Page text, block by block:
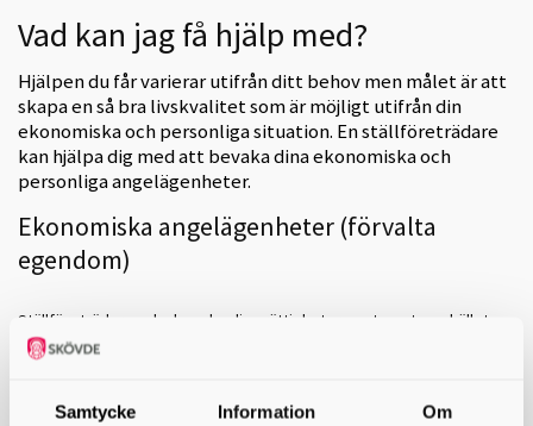
Samtycke Information Om
Vad kan jag få hjälp med?
Hjälpen du får varierar utifrån ditt behov men målet är att
skapa en så bra livskvalitet som är möjligt utifrån din
ekonomiska och personliga situation. En ställföreträdare
kan hjälpa dig med att bevaka dina ekonomiska och
personliga angelägenheter.
Ekonomiska angelägenheter (förvalta
egendom)
Ställföreträdaren ska bevaka dina rättigheter gentemot samhället,
myndigheter, företag och privatpersoner och se till att du får de
insatser och ersättningar från samhället som du har rätt till och
om kontaktperson, ansöka om skuldsanering, överklaga